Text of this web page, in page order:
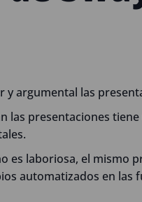
y argumental las
las presentaciones
es laboriosa, el mismo
automatizados en las